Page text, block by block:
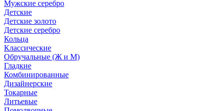
Мужские серебро
Детские
Детские золото
Детские серебро
Кольца
Классические
Обручальные (Ж и М)
Гладкие
Комбинированные
Дизайнерские
Токарные
Литьевые